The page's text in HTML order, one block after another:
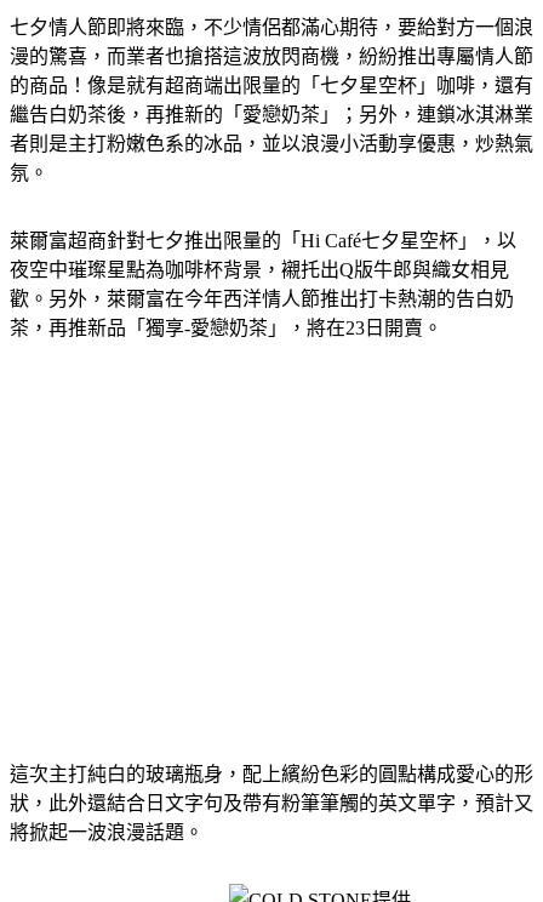
七夕情人節即將來臨，不少情侶都滿心期待，要給對方一個浪
漫的驚喜，而業者也搶搭這波放閃商機，紛紛推出專屬情人節
的商品！像是就有超商端出限量的「七夕星空杯」咖啡，還有
繼告白奶茶後，再推新的「愛戀奶茶」；另外，連鎖冰淇淋業
者則是主打粉嫩色系的冰品，並以浪漫小活動享優惠，炒熱氣
萊爾富超商針對七夕推出限量的「Hi Café七夕星空杯」，以
夜空中璀璨星點為咖啡杯背景，襯托出Q版牛郎與織女相見
歡。另外，萊爾富在今年西洋情人節推出打卡熱潮的告白奶
這次主打純白的玻璃瓶身，配上繽紛色彩的圓點構成愛心的形
狀，此外還結合日文字句及帶有粉筆筆觸的英文單字，預計又